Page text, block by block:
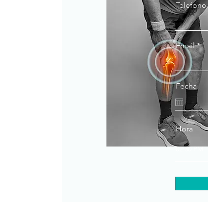
Telefono
Email
Fecha
Hora
02:30 PM